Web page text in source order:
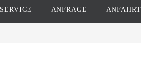
SERVICE ANFRAGE ANFAHRT